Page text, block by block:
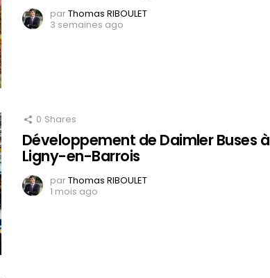
parThomas RIBOULET
3 semaines ago
0 Shares
Développement de Daimler Buses à
Ligny-en-Barrois
parThomas RIBOULET
1 mois ago